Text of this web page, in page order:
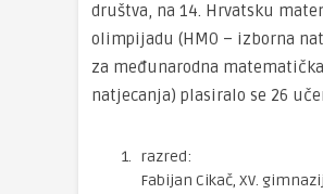
društva, na 14. Hrvatsku
olimpijadu (HMO – izborna
za međunarodna matematička
natjecanja) plasiralo se 26
razred:
Fabijan Cikač, XV.